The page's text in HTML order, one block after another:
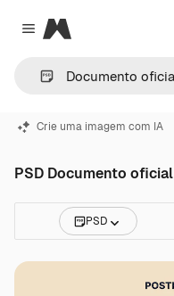
Close menu
Magnific
Crie uma imagem com IA
PSD Documento oficial
PSD